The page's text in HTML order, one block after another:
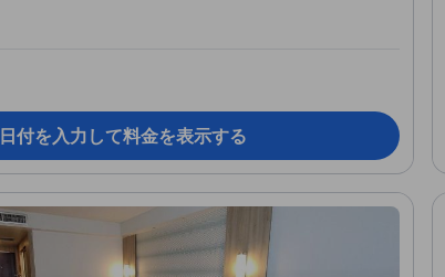
日付を入力して料金を表示する